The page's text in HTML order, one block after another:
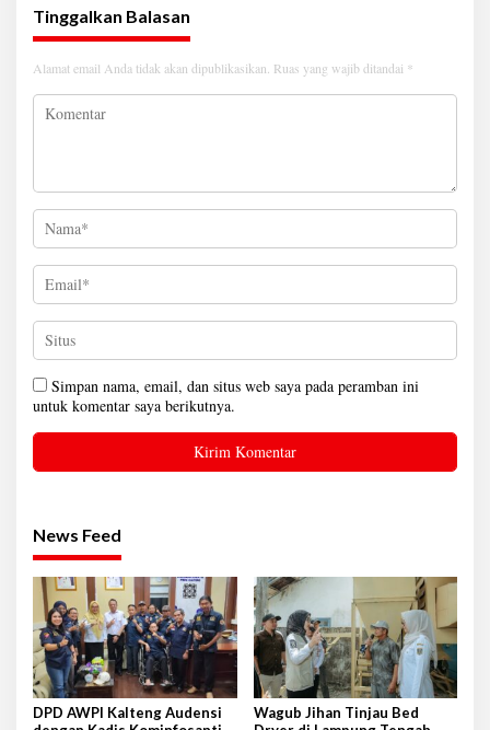
Tinggalkan Balasan
Alamat email Anda tidak akan dipublikasikan. Ruas yang wajib ditandai *
Simpan nama, email, dan situs web saya pada peramban ini
untuk komentar saya berikutnya.
News Feed
DPD AWPI Kalteng Audensi
Wagub Jihan Tinjau Bed